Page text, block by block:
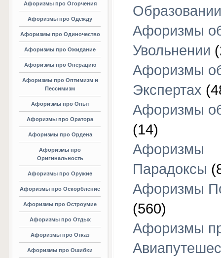
Афоризмы про Огорчения
Афоризмы про Одежду
Афоризмы про Одиночество
Афоризмы про Ожидание
Афоризмы про Операцию
Афоризмы про Оптимизм и
Пессимизм
Афоризмы про Опыт
Афоризмы про Оратора
Афоризмы про Ордена
Афоризмы про
Оригинальность
Афоризмы про Оружие
Афоризмы про Оскорбление
Афоризмы про Остроумие
Афоризмы про Отдых
Афоризмы про Отказ
Афоризмы про Ошибки
Образовании
Афоризмы
Увольнении
Афоризмы
Экспертах
Афоризмы
(14)
Афоризмы
Парадоксы
Афоризмы
(560)
Афоризмы